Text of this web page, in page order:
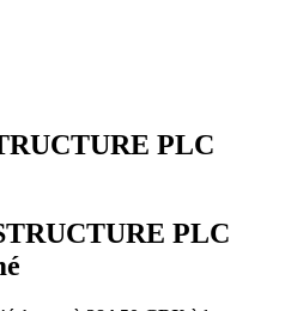
PLC
PLC